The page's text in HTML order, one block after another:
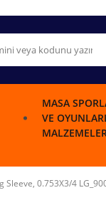
MASA
VE OYUNLARI
Sleeve, 0.753X3/4